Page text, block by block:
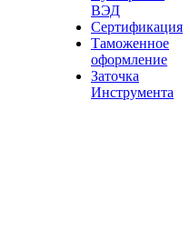
ВЭД
Сертификация
Таможенное
оформление
Заточка
Инструмента